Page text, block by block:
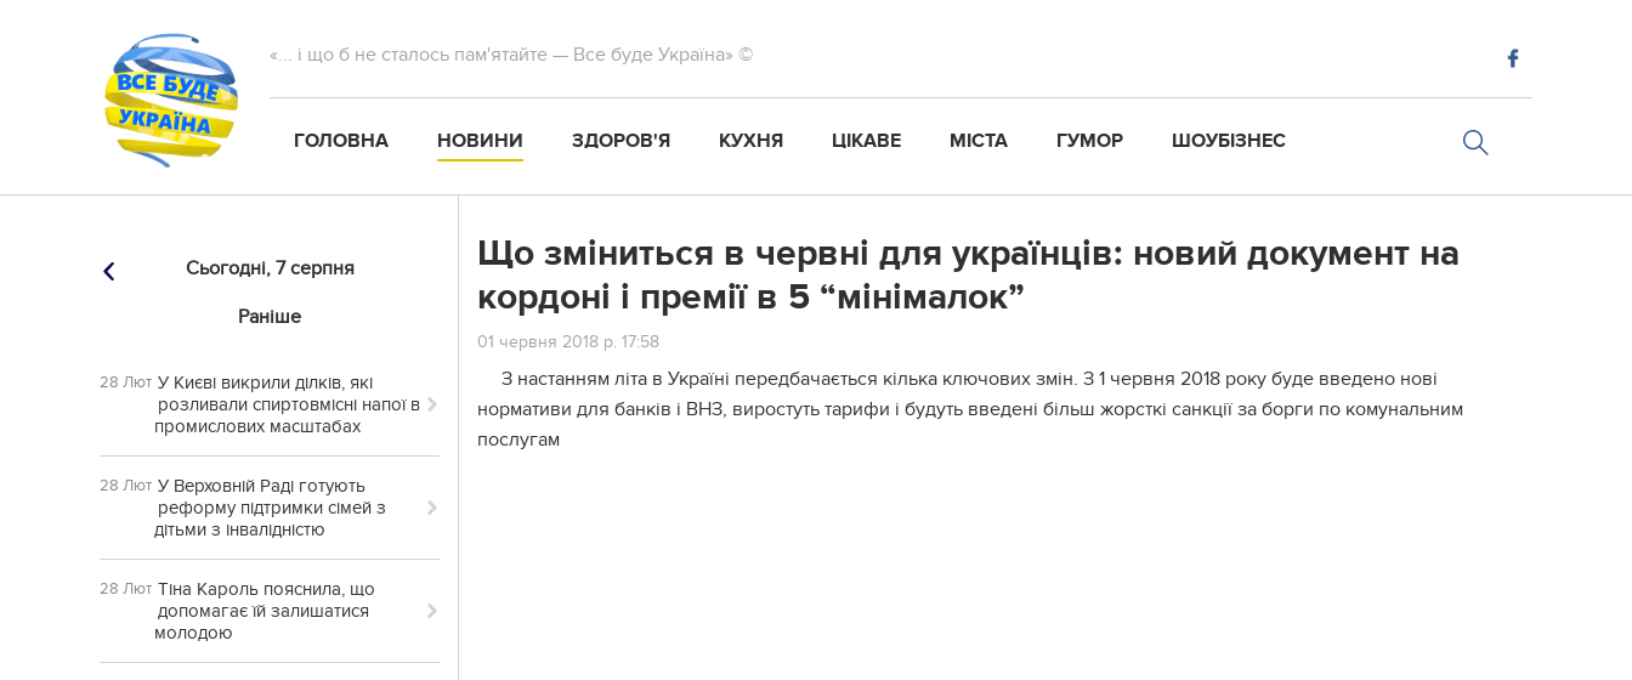
«... і що б не сталось пам'ятайте — Все буде Україна» ©
ГОЛОВНА НОВИНИ ЗДОРОВ'Я КУХНЯ ЦІКАВЕ МІСТА ГУМОР ШОУБІЗНЕС
Сьогодні, 7 серпня
Раніше
28 Лют У Києві викрили ділків, які
розливали спиртовмісні напої в
промислових масштабах
28 Лют У Верховній Раді готують
реформу підтримки сімей з
дітьми з інвалідністю
28 Лют Тіна Кароль пояснила, що
допомагає їй залишатися
молодою
Що зміниться в червні для українців: новий документ на
кордоні і премії в 5 “мінімалок”
01 червня 2018 р. 17:58
З настанням літа в Україні передбачається кілька ключових змін. З 1 червня 2018 року буде введено нові
нормативи для банків і ВНЗ, виростуть тарифи і будуть введені більш жорсткі санкції за борги по комунальним
послугам